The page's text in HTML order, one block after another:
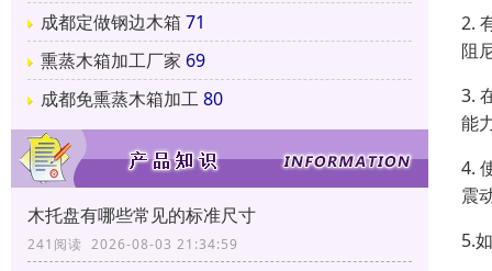
成都定做钢边木箱 71
熏蒸木箱加工厂家 69
成都免熏蒸木箱加工80
木托盘有哪些常见的标准尺寸
241阅读 2026-08-03 21:34:59
2.
阻
3.
能
4.
震
5.